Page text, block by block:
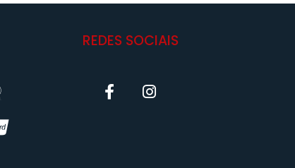
REDES SOCIAIS